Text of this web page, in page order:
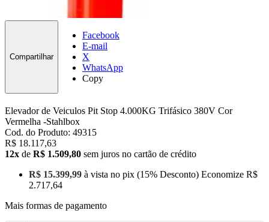
Compartilhar
Facebook
E-mail
X
WhatsApp
Copy
Elevador de Veiculos Pit Stop 4.000KG Trifásico 380V Cor
Vermelha -Stahlbox
Cod. do Produto: 49315
R$ 18.117,63
12x de R$ 1.509,80 sem juros no cartão de crédito
R$ 15.399,99 à vista no pix (15% Desconto) Economize R$
2.717,64
Mais formas de pagamento